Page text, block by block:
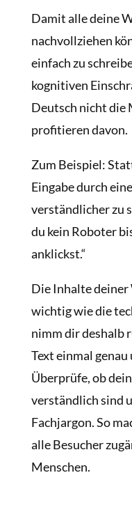
Damit alle deine
nachvollziehen
einfach zu
kognitiven
Deutsch nicht die
profitieren davon.
Zum Beispiel:
Eingabe durch
verständlicher zu
du kein Roboter
anklickst.“
Die Inhalte deiner
wichtig wie die
nimm dir deshalb
Text einmal
Überprüfe, ob
verständlich sind
Fachjargon. So
alle Besucher
Menschen.